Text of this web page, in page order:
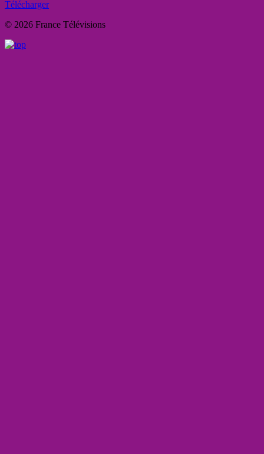
Télécharger
© 2026 France Télévisions